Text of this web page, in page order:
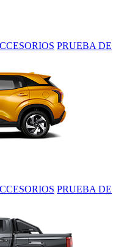
PRUEBA DE
PRUEBA DE